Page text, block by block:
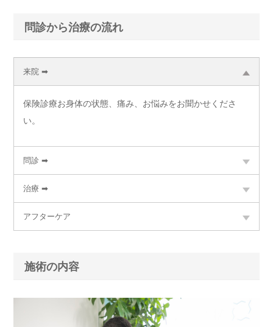
問診から治療の流れ
来院 ➡
保険診療お身体の状態、痛み、お悩みをお聞かせくださ
い。
問診 ➡
治療 ➡
アフターケア
施術の内容